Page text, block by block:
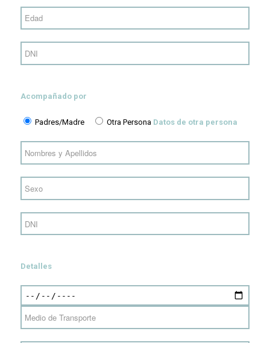
Acompañado por
Padres/Madre Otra Persona Datos de otra persona
Detalles